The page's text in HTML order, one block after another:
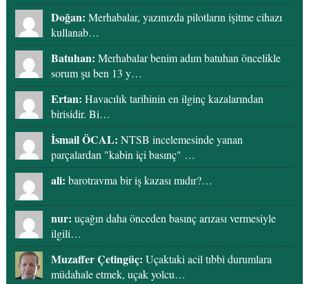
Doğan: Merhabalar, yazınızda pilotların işitme cihazı
kullanab…
Batuhan: Merhabalar benim adım batuhan öncelikle
sorum şu ben 13 y…
Ertan: Havacılık tarihinin en ilginç kazalarından
birisidir. Bi…
İsmail ÖCAL: NTSB incelemesinde yanan
parçalardan "kabin içi basınç" …
ali: barotravma bir iş kazası mıdır?…
nur: uçağın daha önceden basınç arızası vermesiyle
ilgili…
Muzaffer Çetingüç: Uçaktaki acil tıbbi durumlara
müdahale etmek, uçak yolcu…